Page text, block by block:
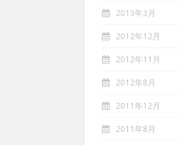
2013年3月
2012年12月
2012年11月
2012年8月
2011年12月
2011年8月